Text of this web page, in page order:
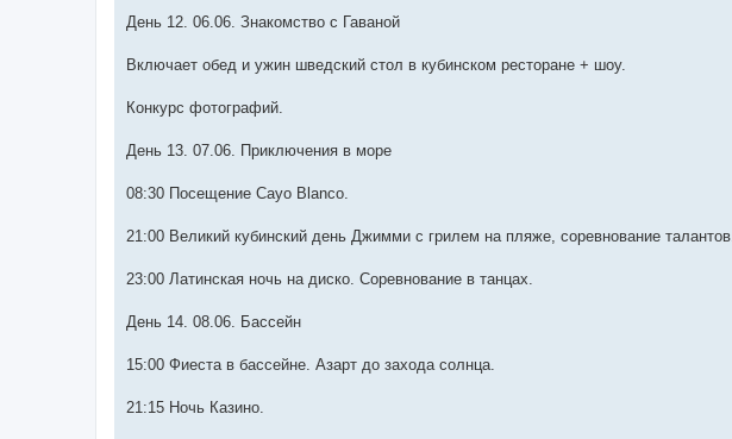
День 12. 06.06. Знакомство с Гаваной
Включает обед и ужин шведский стол в кубинском ресторане + шоу.
Конкурс фотографий.
День 13. 07.06. Приключения в море
08:30 Посещение Cayo Blanco.
21:00 Великий кубинский день Джимми с грилем на пляже, соревнование талантов.
23:00 Латинская ночь на диско. Соревнование в танцах.
День 14. 08.06. Бассейн
15:00 Фиеста в бассейне. Азарт до захода солнца.
21:15 Ночь Казино.